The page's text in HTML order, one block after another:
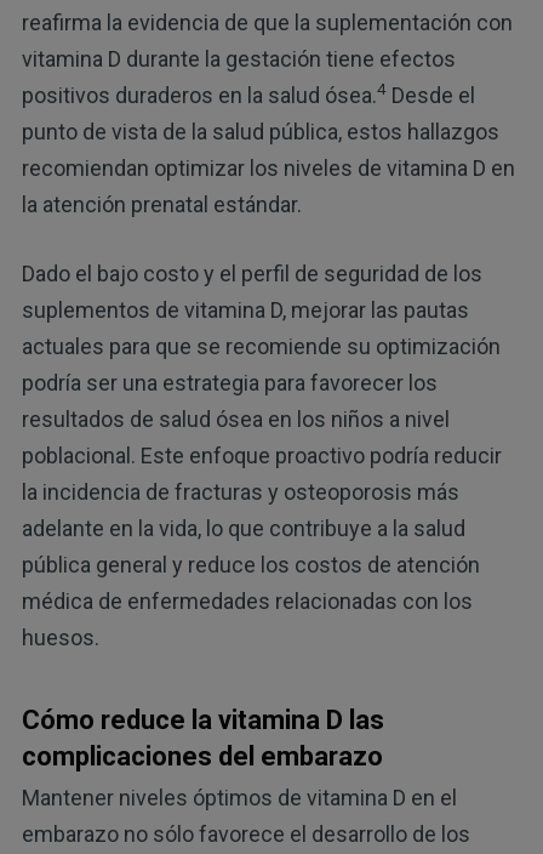
reafirma la evidencia de que la suplementación con
vitamina D durante la gestación tiene efectos
positivos duraderos en la salud ósea.4Desde el
punto de vista de la salud pública, estos hallazgos
recomiendan optimizar los niveles de vitamina D en
la atención prenatal estándar.
Dado el bajo costo y el perfil de seguridad de los
suplementos de vitamina D, mejorar las pautas
actuales para que se recomiende su optimización
podría ser una estrategia para favorecer los
resultados de salud ósea en los niños a nivel
poblacional. Este enfoque proactivo podría reducir
la incidencia de fracturas y osteoporosis más
adelante en la vida, lo que contribuye a la salud
pública general y reduce los costos de atención
médica de enfermedades relacionadas con los
huesos.
Cómo reduce la vitamina D las
complicaciones del embarazo
Mantener niveles óptimos de vitamina D en el
embarazo no sólo favorece el desarrollo de los